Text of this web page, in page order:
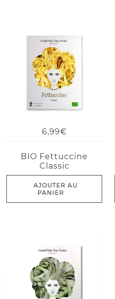
6,99€
BIO Fettuccine
Classic
AJOUTER AU
PANIER